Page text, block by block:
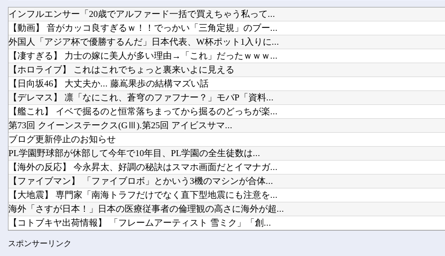
【コトブキヤ出荷情報】 「フレームアーティスト 雪ミク」「創彩少女庭園 早乙女 瑠衣【桃桜...
俺の不倫やＤⅤを偽装されてたり、 元嫁友使って誘惑させたり、かなり面倒な事にはなりましたが...
先生の彼女になる！
【にじ甲2026】アベヒパワヒって
【ヤニねこ】薬物中毒のヤクねこ
インフルエンサー「20歳でアルファード一括で買えちゃう私って...
【動画】 音がカッコ良すぎるｗ！！でっかい「三角定規」のブー...
外国人「アジア杯で優勝するんだ」日本代表、W杯ポット1入りに...
【凄すぎる】 力士の嫁に美人が多い理由→「これ」だったｗｗｗ...
【ホロライブ】 これはこれでちょっと裏来いよに見える
【日向坂46】 大丈夫か... 藤嶌果歩の結構マズい話
【デレマス】 凛「なにこれ、蒼穹のファフナー？」モバP「資料...
【艦これ】 イベで掘るのと恒常落ちまってから掘るのどっちが楽...
第73回 クイーンステークス(GⅢ).第25回 アイビスサマ...
ブログ更新停止のお知らせ
PL学園野球部が休部して今年で10年目、PL学園の全生徒数は...
【海外の反応】 今永昇太、好調の秘訣はスマホ画面だとイマナガ...
【ファイブマン】 「ファイブロボ」とかいう3機のマシンが合体...
【大地震】 専門家「南海トラフだけでなく直下型地震にも注意を...
海外「さすが日本！」日本の医療従事者の倫理観の高さに海外が超...
【コトブキヤ出荷情報】 「フレームアーティスト 雪ミク」「創...
先生の彼女になる！
スポンサーリンク